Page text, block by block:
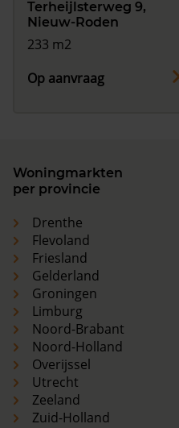
Terheijlsterweg 9,
Nieuw-Roden
233 m2
Op aanvraag
Woningmarkten
per provincie
Drenthe
Flevoland
Friesland
Gelderland
Groningen
Limburg
Noord-Brabant
Noord-Holland
Overijssel
Utrecht
Zeeland
Zuid-Holland